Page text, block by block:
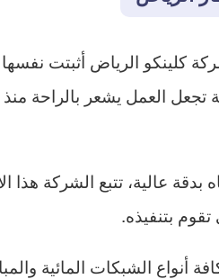
كلينكو الرياض أثبتت
العمل يشعر بالراحة
عالية، تتبع الشركة
بتنفيذه.
أنواع الشبكات المائية